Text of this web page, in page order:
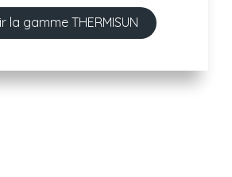
la gamme THERMISUN